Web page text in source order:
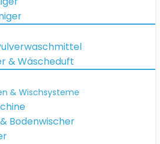
& Wäscheduft
& Wischsysteme
Bodenwischer